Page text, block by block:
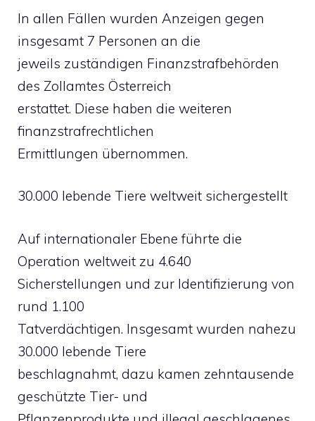
In allen Fällen wurden Anzeigen gegen
insgesamt 7 Personen an die
jeweils zuständigen Finanzstrafbehörden
des Zollamtes Österreich
erstattet. Diese haben die weiteren
finanzstrafrechtlichen
Ermittlungen übernommen.
30.000 lebende Tiere weltweit sichergestellt
Auf internationaler Ebene führte die
Operation weltweit zu 4.640
Sicherstellungen und zur Identifizierung von
rund 1.100
Tatverdächtigen. Insgesamt wurden nahezu
30.000 lebende Tiere
beschlagnahmt, dazu kamen zehntausende
geschützte Tier- und